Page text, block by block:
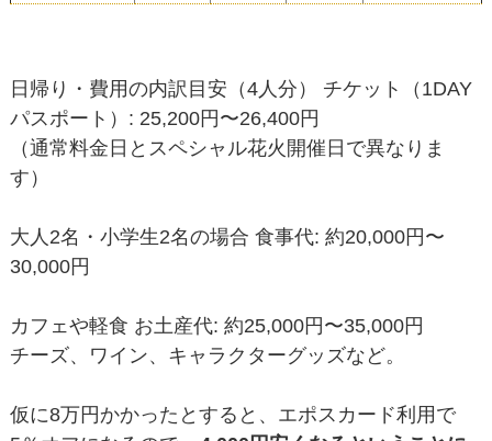
日帰り・費用の内訳目安（4人分） チケット（1DAY
パスポート）: 25,200円〜26,400円
（通常料金日とスペシャル花火開催日で異なりま
す）
大人2名・小学生2名の場合 食事代: 約20,000円〜
30,000円
カフェや軽食 お土産代: 約25,000円〜35,000円
チーズ、ワイン、キャラクターグッズなど。
仮に8万円かかったとすると、エポスカード利用で